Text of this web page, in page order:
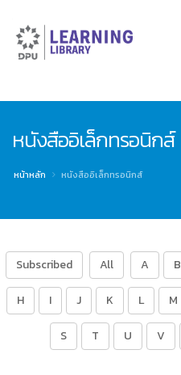
หนังสืออิเล็กทรอนิกส์
หน้าหลัก หนังสืออิเล็กทรอนิกส์
Subscribed All A B
H I J K L M
S T U V